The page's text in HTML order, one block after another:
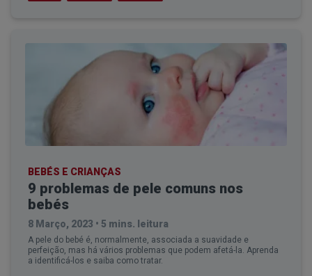
BEBÉS E CRIANÇAS
9 problemas de pele comuns nos
bebés
8 Março, 2023 • 5 mins. leitura
A pele do bebé é, normalmente, associada a suavidade e
perfeição, mas há vários problemas que podem afetá-la. Aprenda
a identificá-los e saiba como tratar.